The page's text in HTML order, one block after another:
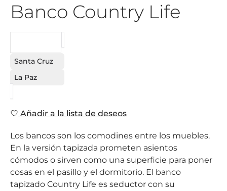
Banco Country Life
Santa Cruz
La Paz
Añadir a la lista de deseos
Los bancos son los comodines entre los muebles.
En la versión tapizada prometen asientos
cómodos o sirven como una superficie para poner
cosas en el pasillo y el dormitorio. El banco
tapizado Country Life es seductor con su